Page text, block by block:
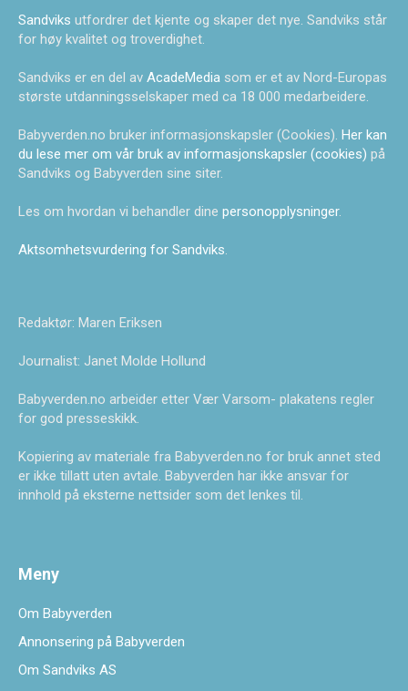
Sandviks utfordrer det kjente og skaper det nye. Sandviks står
for høy kvalitet og troverdighet.
Sandviks er en del av AcadeMedia som er et av Nord-Europas
største utdanningsselskaper med ca 18 000 medarbeidere.
Babyverden.no bruker informasjonskapsler (Cookies). Her kan
du lese mer om vår bruk av informasjonskapsler (cookies) på
Sandviks og Babyverden sine siter.
Les om hvordan vi behandler dine personopplysninger.
Aktsomhetsvurdering for Sandviks
Redaktør: Maren Eriksen
Journalist: Janet Molde Hollund
Babyverden.no arbeider etter Vær Varsom- plakatens regler
for god presseskikk.
Kopiering av materiale fra Babyverden.no for bruk annet sted
er ikke tillatt uten avtale. Babyverden har ikke ansvar for
innhold på eksterne nettsider som det lenkes til.
Meny
Om Babyverden
Annonsering på Babyverden
Om Sandviks AS